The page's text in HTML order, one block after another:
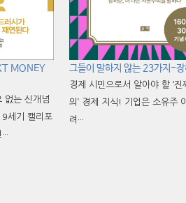
MONEY
없는 신개념
세기 캘리포
그들이 말하지 않는 23가지-
경제 시민으로서 알아야 할 ‘진
의’ 경제 지식! 기업은 소유주
려···